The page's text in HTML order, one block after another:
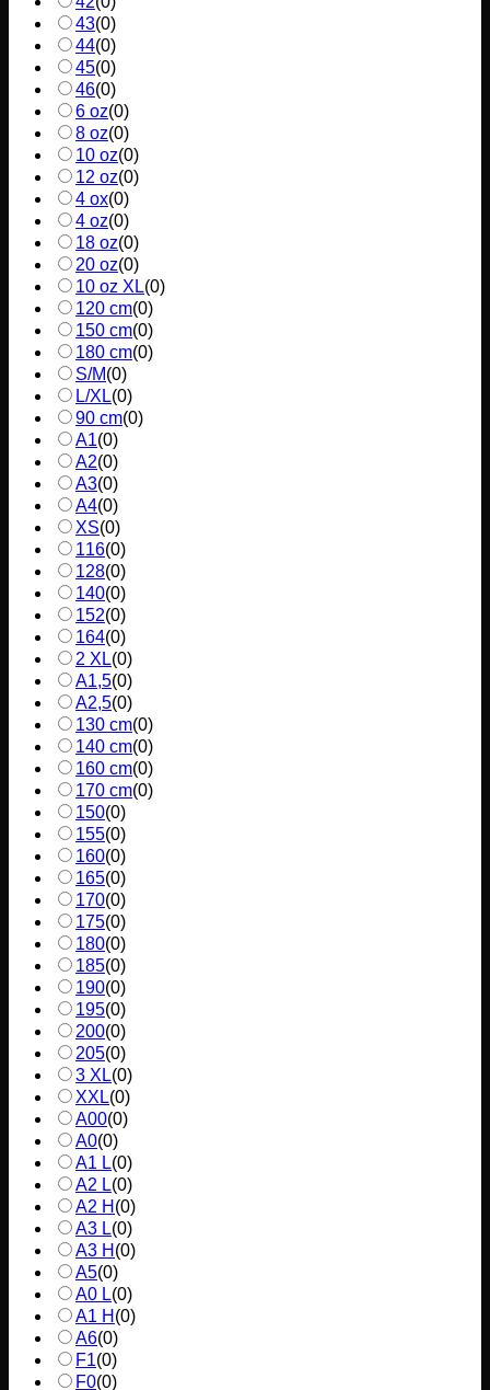
43(0)
44(0)
45(0)
46(0)
6 oz(0)
8 oz(0)
10 oz(0)
12 oz(0)
4 ox(0)
4 oz(0)
18 oz(0)
20 oz(0)
10 oz XL(0)
120 cm(0)
150 cm(0)
180 cm(0)
S/M(0)
L/XL(0)
90 cm(0)
A1(0)
A2(0)
A3(0)
A4(0)
XS(0)
116(0)
128(0)
140(0)
152(0)
164(0)
2 XL(0)
A1,5(0)
A2,5(0)
130 cm(0)
140 cm(0)
160 cm(0)
170 cm(0)
150(0)
155(0)
160(0)
165(0)
170(0)
175(0)
180(0)
185(0)
190(0)
195(0)
200(0)
205(0)
3 XL(0)
XXL(0)
A00(0)
A0(0)
A1 L(0)
A2 L(0)
A2 H (0)
A3 L(0)
A3 H (0)
A5(0)
A0 L(0)
A1 H (0)
A6(0)
F1(0)
F0(0)